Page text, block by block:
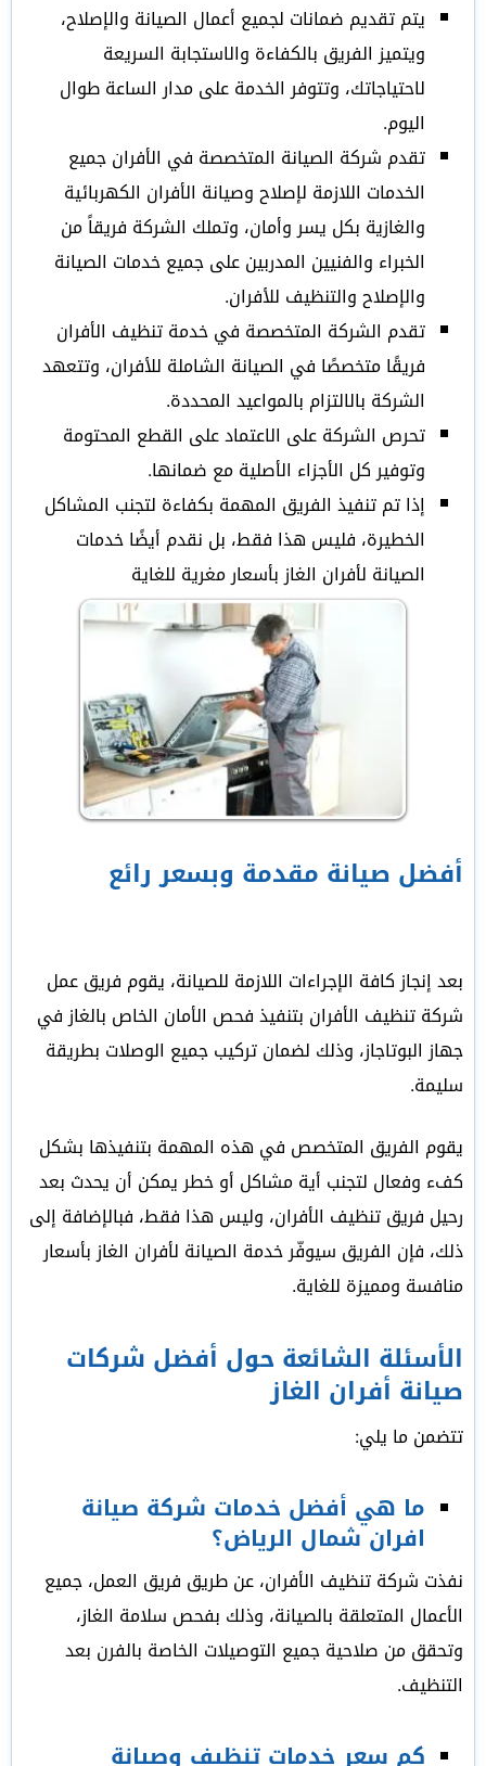
يتم تقديم ضمانات لجميع أعمال الصيانة والإصلاح،
ويتميز الفريق بالكفاءة والاستجابة السريعة
لاحتياجاتك، وتتوفر الخدمة على مدار الساعة طوال
اليوم.
تقدم شركة الصيانة المتخصصة في الأفران جميع
الخدمات اللازمة لإصلاح وصيانة الأفران الكهربائية
والغازية بكل يسر وأمان، وتملك الشركة فريقاً من
الخبراء والفنيين المدربين على جميع خدمات الصيانة
والإصلاح والتنظيف للأفران.
تقدم الشركة المتخصصة في خدمة تنظيف الأفران
فريقًا متخصصًا في الصيانة الشاملة للأفران، وتتعهد
الشركة بالالتزام بالمواعيد المحددة.
تحرص الشركة على الاعتماد على القطع المحتومة
وتوفير كل الأجزاء الأصلية مع ضمانها.
إذا تم تنفيذ الفريق المهمة بكفاءة لتجنب المشاكل
الخطيرة، فليس هذا فقط، بل نقدم أيضًا خدمات
الصيانة لأفران الغاز بأسعار مغرية للغاية
أفضل صيانة مقدمة وبسعر رائع
بعد إنجاز كافة الإجراءات اللازمة للصيانة، يقوم فريق عمل
شركة تنظيف الأفران بتنفيذ فحص الأمان الخاص بالغاز في
جهاز البوتاجاز، وذلك لضمان تركيب جميع الوصلات بطريقة
سليمة.
يقوم الفريق المتخصص في هذه المهمة بتنفيذها بشكل
كفء وفعال لتجنب أية مشاكل أو خطر يمكن أن يحدث بعد
رحيل فريق تنظيف الأفران، وليس هذا فقط، فبالإضافة إلى
ذلك، فإن الفريق سيوفّر خدمة الصيانة لأفران الغاز بأسعار
منافسة ومميزة للغاية.
الأسئلة الشائعة حول أفضل شركات
صيانة أفران الغاز
تتضمن ما يلي:
ما هي أفضل خدمات شركة صيانة
افران شمال الرياض؟
نفذت شركة تنظيف الأفران، عن طريق فريق العمل، جميع
الأعمال المتعلقة بالصيانة، وذلك بفحص سلامة الغاز،
وتحقق من صلاحية جميع التوصيلات الخاصة بالفرن بعد
التنظيف.
كم سعر خدمات تنظيف وصيانة